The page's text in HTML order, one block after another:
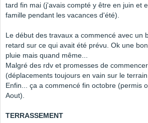
tard fin mai (j'avais compté y être en juin et
famille pendant les vacances d'été).
Le début des travaux a commencé avec un
retard sur ce qui avait été prévu. Ok une
pluie mais quand même...
Malgré des rdv et promesses de
(déplacements toujours en vain sur le
Enfin... ça a commencé fin octobre (permis
Aout).
TERRASSEMENT